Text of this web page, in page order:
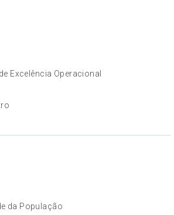
Excelência Operacional
da População